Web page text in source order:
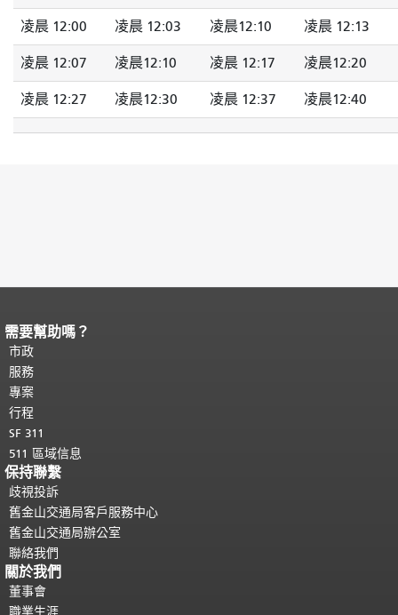
凌晨 12:00 凌晨 12:03 凌晨12:10 凌晨 12:13
凌晨 12:07 凌晨12:10 凌晨 12:17 凌晨12:20
凌晨 12:27 凌晨12:30 凌晨 12:37 凌晨12:40
頁面內容結束。
都會重複顯示。
需要幫助嗎？
市政
服務
專案
行程
SF 311
511 區域信息
保持聯繫
歧視投訴
舊金山交通局客戶服務中心
舊金山交通局辦公室
聯絡我們
關於我們
董事會
職業生涯